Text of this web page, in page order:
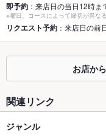
座敷 なし
掘りごたつ なし
即予約 ：来店日の当日12時ま
※曜日、コースによって締切が異な
リクエスト予約 ：来店日の前
お店か
関連リンク
ジャンル